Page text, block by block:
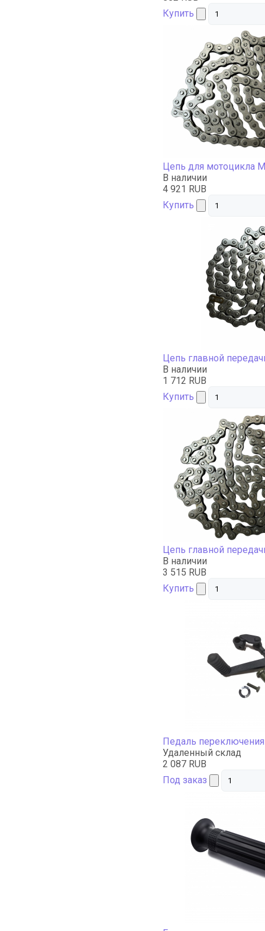
Купить
Цепь для мотоцикла
В наличии
4 921 RUB
Купить
Цепь главной
В наличии
1 712 RUB
Купить
Цепь главной
В наличии
3 515 RUB
Купить
Педаль
Удаленный склад
2 087 RUB
Под заказ